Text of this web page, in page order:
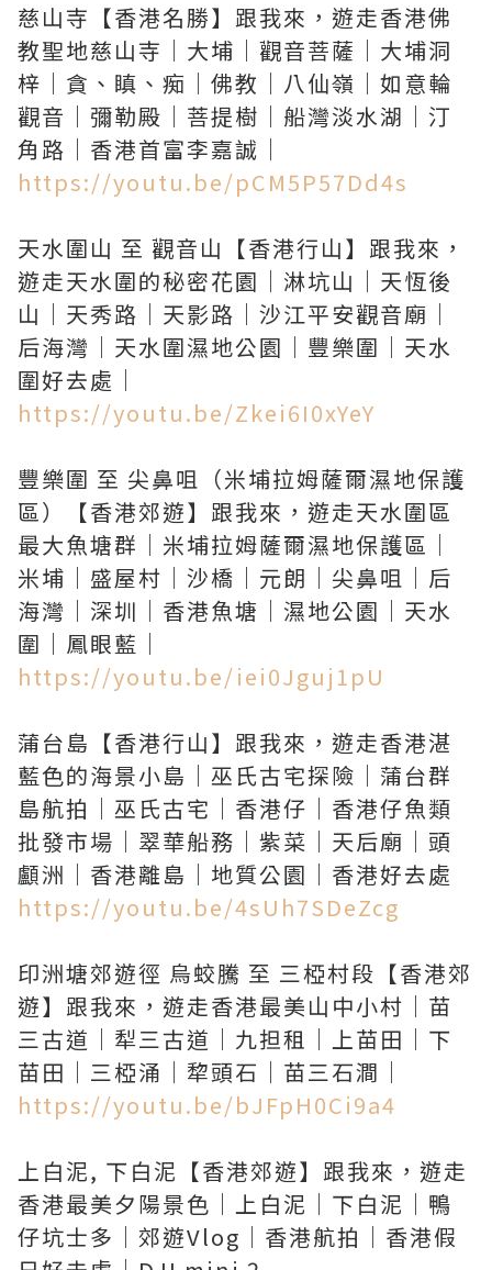
慈山寺【香港名勝】跟我來，遊走香港佛
教聖地慈山寺｜大埔｜觀音菩薩｜大埔洞
梓｜貪、瞋、痴｜佛教｜八仙嶺｜如意輪
觀音｜彌勒殿｜菩提樹｜船灣淡水湖｜汀
https://youtu.be/pCM5P57Dd4s
天水圍山 至 觀音山【香港行山】跟我來，
遊走天水圍的秘密花園｜淋坑山｜天恆後
山｜天秀路｜天影路｜沙江平安觀音廟｜
后海灣｜天水圍濕地公園｜豐樂圍｜天水
https://youtu.be/Zkei6I0xYeY
豐樂圍 至 尖鼻咀（米埔拉姆薩爾濕地保護
區）【香港郊遊】跟我來，遊走天水圍區
最大魚塘群｜米埔拉姆薩爾濕地保護區｜
米埔｜盛屋村｜沙橋｜元朗｜尖鼻咀｜后
海灣｜深圳｜香港魚塘｜濕地公園｜天水
https://youtu.be/iei0Jguj1pU
蒲台島【香港行山】跟我來，遊走香港湛
藍色的海景小島｜巫氏古宅探險｜蒲台群
島航拍｜巫氏古宅｜香港仔｜香港仔魚類
批發市場｜翠華船務｜紫菜｜天后廟｜頭
https://youtu.be/4sUh7SDeZcg
印洲塘郊遊徑 烏蛟騰 至 三椏村段【香港郊
遊】跟我來，遊走香港最美山中小村｜苗
三古道｜犁三古道｜九担租｜上苗田｜下
https://youtu.be/bJFpH0Ci9a4
上白泥, 下白泥【香港郊遊】跟我來，遊走
香港最美夕陽景色｜上白泥｜下白泥｜鴨
仔坑士多｜郊遊Vlog｜香港航拍｜香港假